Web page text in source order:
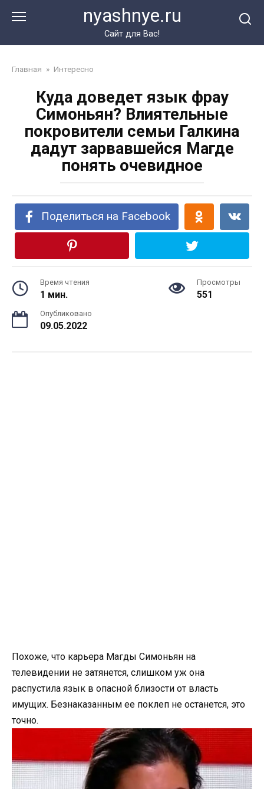
nyashnye.ru
Сайт для Вас!
Главная » Интересно
Куда доведет язык фрау
Симоньян? Влиятельные
покровители семьи Галкина
дадут зарвавшейся Магде
понять очевидное
Поделиться на Facebook
Время чтения
1 мин.
Просмотры
551
Опубликовано
09.05.2022
Похоже, что карьера Магды Симоньян на
телевидении не затянется, слишком уж она
распустила язык в опасной близости от власть
имущих. Безнаказанным ее поклеп не останется, это
точно.